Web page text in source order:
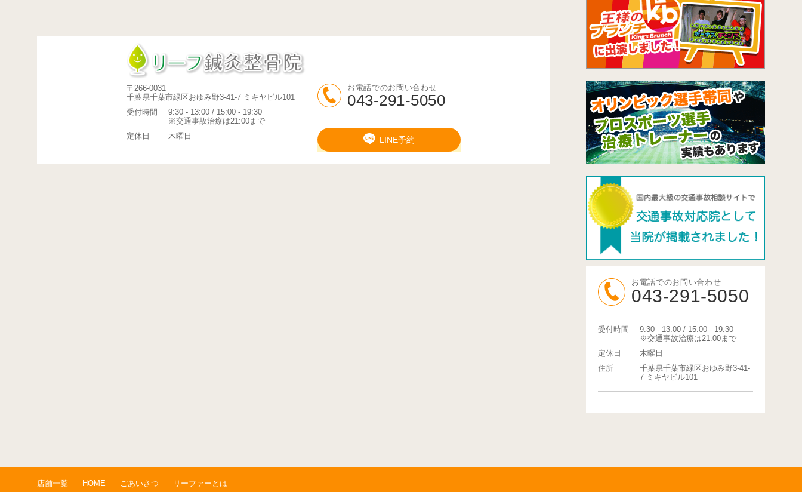
お電話でのお問い合わせ
043-291-5050
LINE予約
〒266-0031
千葉県千葉市緑区おゆみ野3-41-7 ミキヤビル101
受付時間
9:30 - 13:00 / 15:00 - 19:30
※交通事故治療は21:00まで
定休日
木曜日
お電話でのお問い合わせ
043-291-5050
受付時間
9:30 - 13:00 / 15:00 - 19:30
※交通事故治療は21:00まで
定休日
木曜日
住所
千葉県千葉市緑区おゆみ野3-41-
7 ミキヤビル101
店舗一覧 HOME ごあいさつ リーファーとは